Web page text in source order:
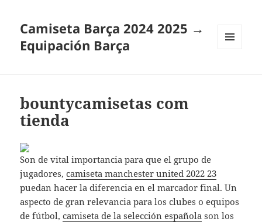
Camiseta Barça 2024 2025 →
Equipación Barça
bountycamisetas com
tienda
Son de vital importancia para que el grupo de
jugadores,camiseta manchester united 2022 23
puedan hacer la diferencia en el marcador final. Un
aspecto de gran relevancia para los clubes o equipos
de fútbol,camiseta de la selección española son los